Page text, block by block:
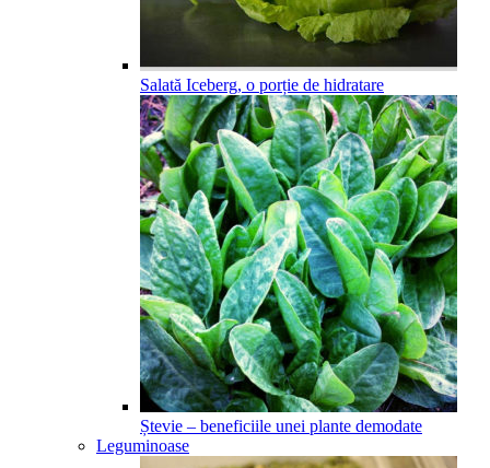
Salată Iceberg, o porție de hidratare
Ștevie – beneficiile unei plante demodate
Leguminoase